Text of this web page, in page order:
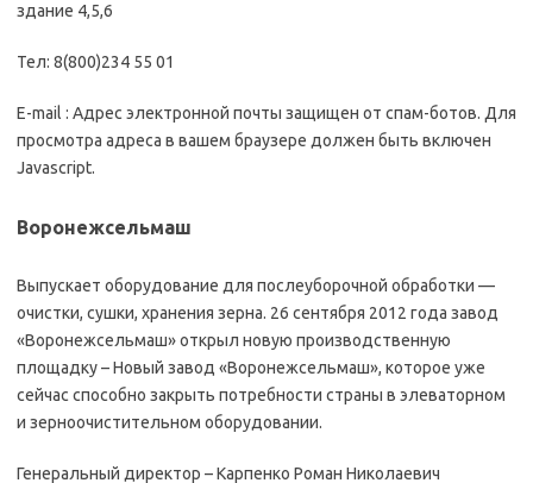
здание 4,5,6
Тел: 8(800)234 55 01
E-mail : Адрес электронной почты защищен от спам-ботов. Для
просмотра адреса в вашем браузере должен быть включен
Javascript.
Воронежсельмаш
Выпускает оборудование для послеуборочной обработки —
очистки, сушки, хранения зерна. 26 сентября 2012 года завод
«Воронежсельмаш» открыл новую производственную
площадку – Новый завод «Воронежсельмаш», которое уже
сейчас способно закрыть потребности страны в элеваторном
и зерноочистительном оборудовании.
Генеральный директор – Карпенко Роман Николаевич